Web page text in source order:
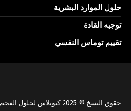
حلول الموارد البشرية
توجيه القادة
تقييم توماس النفسي
حقوق النسخ © 2025 كيوبلاس